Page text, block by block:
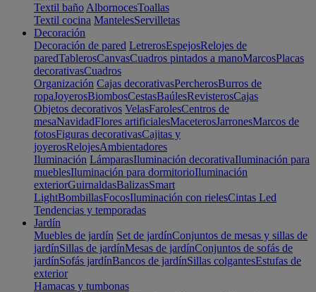
Textil baño AlbornocesToallas
Textil cocina MantelesServilletas
Decoración
Decoración de pared LetrerosEspejosRelojes de
paredTablerosCanvasCuadros pintados a manoMarcosPlacas
decorativasCuadros
Organización Cajas decorativasPercherosBurros de
ropaJoyerosBiombosCestasBaúlesRevisterosCajas
Objetos decorativos VelasFarolesCentros de
mesaNavidadFlores artificialesMaceterosJarronesMarcos de
fotosFiguras decorativasCajitas y
joyerosRelojesAmbientadores
Iluminación LámparasIluminación decorativaIluminación para
mueblesIluminación para dormitorioIluminación
exteriorGuirnaldasBalizasSmart
LightBombillasFocosIluminación con rielesCintas Led
Tendencias y temporadas
Jardín
Muebles de jardín Set de jardínConjuntos de mesas y sillas de
jardínSillas de jardínMesas de jardínConjuntos de sofás de
jardínSofás jardínBancos de jardínSillas colgantesEstufas de
exterior
Hamacas y tumbonas